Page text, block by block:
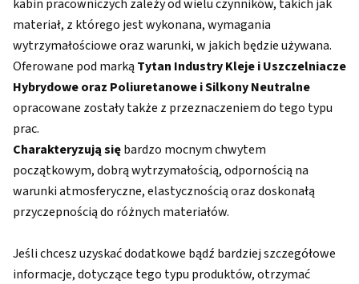
kabin pracowniczych zależy od wielu czynników, takich jak
materiał, z którego jest wykonana, wymagania
wytrzymałościowe oraz warunki, w jakich będzie używana.
Oferowane pod marką Tytan Industry Kleje i Uszczelniacze
Hybrydowe oraz Poliuretanowe i Silkony Neutralne
opracowane zostały także z przeznaczeniem do tego typu
prac.
Charakteryzują siębardzo mocnym chwytem
początkowym, dobrą wytrzymałością, odpornością na
warunki atmosferyczne, elastycznością oraz doskonałą
przyczepnością do różnych materiałów.
Jeśli chcesz uzyskać dodatkowe bądź bardziej szczegółowe
informacje, dotyczące tego typu produktów, otrzymać